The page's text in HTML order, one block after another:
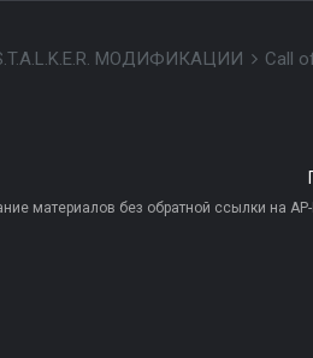
МОДИФИКАЦИИ Call
материалов без обратной ссылки на